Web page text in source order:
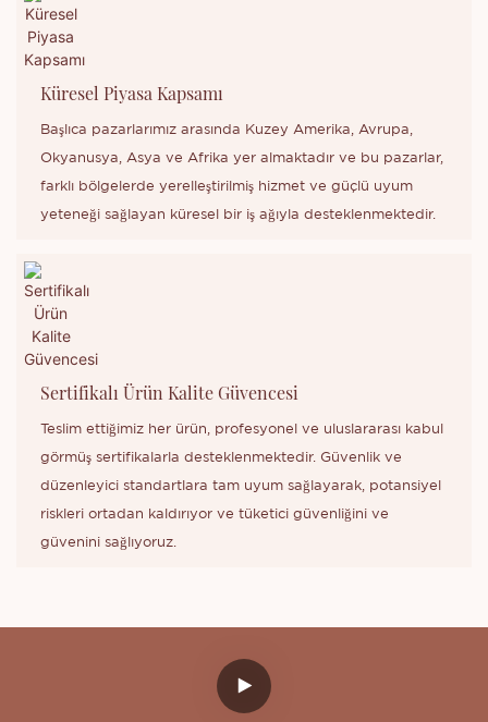
Küresel Piyasa Kapsamı
Başlıca pazarlarımız arasında Kuzey Amerika, Avrupa,
Okyanusya, Asya ve Afrika yer almaktadır ve bu pazarlar,
farklı bölgelerde yerelleştirilmiş hizmet ve güçlü uyum
yeteneği sağlayan küresel bir iş ağıyla desteklenmektedir.
Sertifikalı Ürün Kalite Güvencesi
Teslim ettiğimiz her ürün, profesyonel ve uluslararası kabul
görmüş sertifikalarla desteklenmektedir. Güvenlik ve
düzenleyici standartlara tam uyum sağlayarak, potansiyel
riskleri ortadan kaldırıyor ve tüketici güvenliğini ve
güvenini sağlıyoruz.